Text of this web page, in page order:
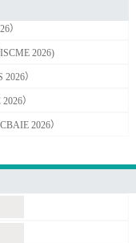
）
2026)
）
）
2026）